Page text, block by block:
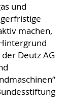
und
machen,
Deutz AG